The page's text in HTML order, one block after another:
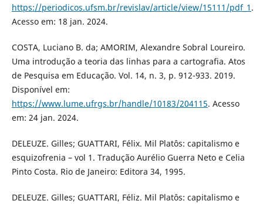
https://periodicos.ufsm.br/revislav/article/view/15111/pdf_1 .
Acesso em: 18 jan. 2024.
COSTA, Luciano B. da; AMORIM, Alexandre Sobral Loureiro.
Uma introdução a teoria das linhas para a cartografia. Atos
de Pesquisa em Educação. Vol. 14, n. 3, p. 912-933. 2019.
Disponível em:
https://www.lume.ufrgs.br/handle/10183/204115. Acesso
em: 24 jan. 2024.
DELEUZE. Gilles; GUATTARI, Félix. Mil Platôs: capitalismo e
esquizofrenia – vol 1. Tradução Aurélio Guerra Neto e Celia
Pinto Costa. Rio de Janeiro: Editora 34, 1995.
DELEUZE. Gilles; GUATTARI, Féliz. Mil Platôs: capitalismo e